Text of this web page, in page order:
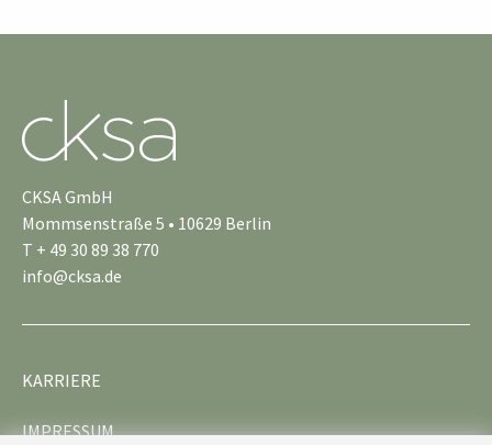
CKSA GmbH
Mommsenstraße 5 • 10629 Berlin
T + 49 30 89 38 770
info@cksa.de
KARRIERE
IMPRESSUM